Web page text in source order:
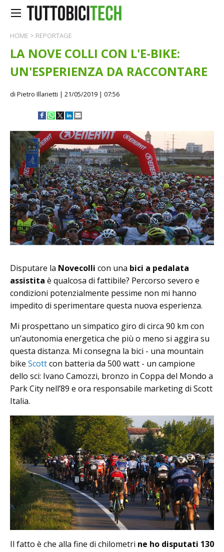
HOME > REPORTAGE
LA NOVE COLLI CON L'E-BIKE:
UN'ESPERIENZA DA RACCONTARE
di Pietro Illarietti | 21/05/2019 | 07:56
Disputare la Novecolli con una bici a pedalata
assistita è qualcosa di fattibile? Percorso severo e
condizioni potenzialmente pessime non mi hanno
impedito di sperimentare questa nuova esperienza.
Mi prospettano un simpatico giro di circa 90 km con
un’autonomia energetica che più o meno si aggira su
questa distanza. Mi consegna la bici - una mountain
bike Scottcon batteria da 500 watt - un campione
dello sci: Ivano Camozzi, bronzo in Coppa del Mondo a
Park City nell’89 e ora responsabile marketing di Scott
Italia.
Il fatto è che alla fine di chilometri ne ho disputati 130